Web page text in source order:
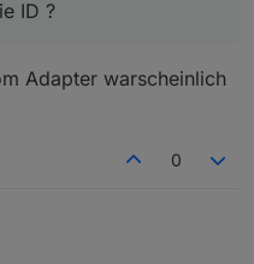
ID ?
Adapter warscheinlich
0